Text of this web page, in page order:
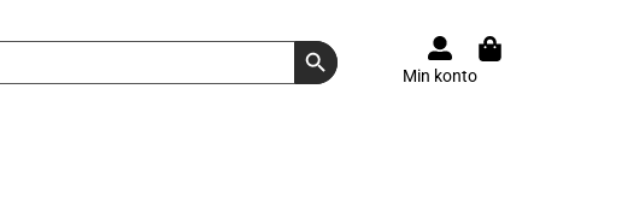
Search Button
Min konto